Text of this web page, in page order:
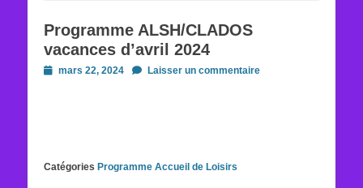
Programme ALSH/CLADOS
vacances d’avril 2024
Postedmars 22, 2024 Laisser un commentaire
Catégories Programme Accueil de Loisirs